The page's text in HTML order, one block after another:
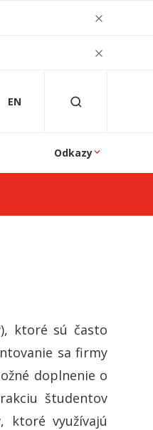
EN
Odkazy
ktoré sú často
sa firmy
doplnenie o
študentov
ktoré využívajú